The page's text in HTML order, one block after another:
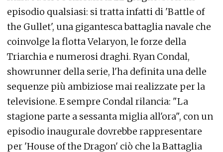
episodio qualsiasi: si tratta infatti di 'Battle of
the Gullet', una gigantesca battaglia navale che
coinvolge la flotta Velaryon, le forze della
Triarchia e numerosi draghi. Ryan Condal,
showrunner della serie, l'ha definita una delle
sequenze più ambiziose mai realizzate per la
televisione. E sempre Condal rilancia: "La
stagione parte a sessanta miglia all'ora", con un
episodio inaugurale dovrebbe rappresentare
per 'House of the Dragon' ciò che la Battaglia